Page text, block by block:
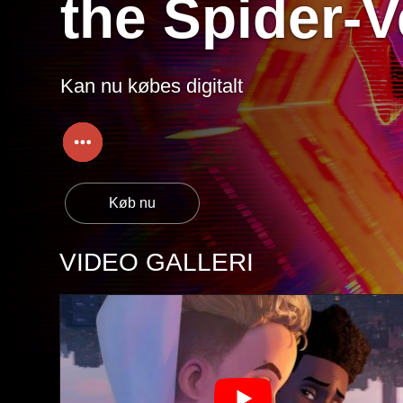
the Spider-
Kan nu købes digitalt
VIDEO GALLERI